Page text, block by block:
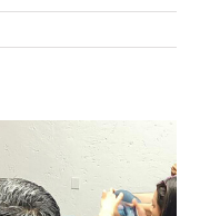
Integral